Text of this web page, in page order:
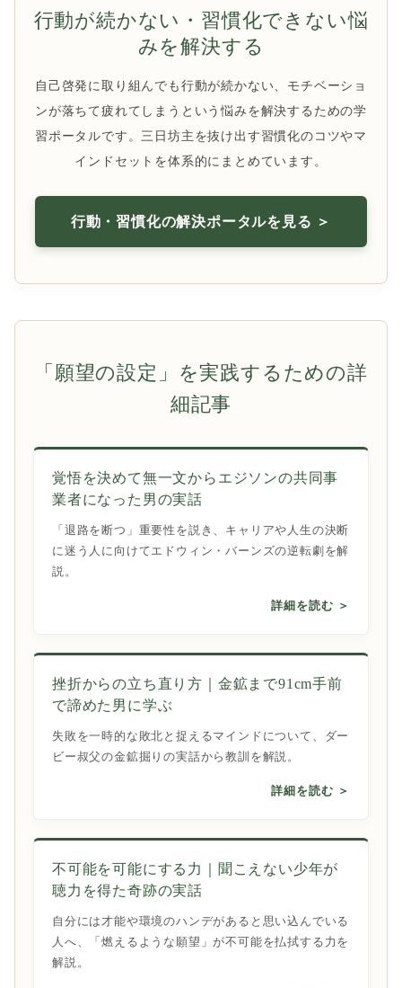
行動が続かない・習慣化できない悩
みを解決する
自己啓発に取り組んでも行動が続かない、モチベーショ
ンが落ちて疲れてしまうという悩みを解決するための学
習ポータルです。三日坊主を抜け出す習慣化のコツやマ
インドセットを体系的にまとめています。
行動・習慣化の解決ポータルを見る ＞
「願望の設定」を実践するための詳
細記事
覚悟を決めて無一文からエジソンの共同事
業者になった男の実話
「退路を断つ」重要性を説き、キャリアや人生の決断
に迷う人に向けてエドウィン・バーンズの逆転劇を解
説。
詳細を読む ＞
挫折からの立ち直り方｜金鉱まで91cm手前
で諦めた男に学ぶ
失敗を一時的な敗北と捉えるマインドについて、ダー
ビー叔父の金鉱掘りの実話から教訓を解説。
詳細を読む ＞
不可能を可能にする力｜聞こえない少年が
聴力を得た奇跡の実話
自分には才能や環境のハンデがあると思い込んでいる
人へ、「燃えるような願望」が不可能を払拭する力を
解説。